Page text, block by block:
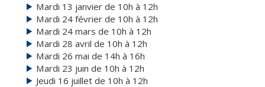
Mardi 13 janvier de 10h à 12h
Mardi 24 février de 10h à 12h
Mardi 24 mars de 10h à 12h
Mardi 28 avril de 10h à 12h
Mardi 26 mai de 14h à 16h
Mardi 23 juin de 10h à 12h
Jeudi 16 juillet de 10h à 12h